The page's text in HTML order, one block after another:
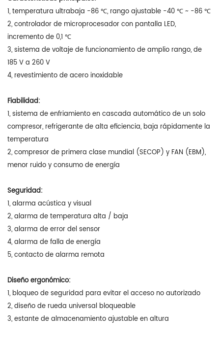
1, temperatura ultrabaja -86 ℃, rango ajustable -40 ℃ ~ -86 ℃
2, controlador de microprocesador con pantalla LED,
incremento de 0,1 ℃
3, sistema de voltaje de funcionamiento de amplio rango, de
185 V a 260 V
4, revestimiento de acero inoxidable
Fiabilidad:
1, sistema de enfriamiento en cascada automático de un solo
compresor, refrigerante de alta eficiencia, baja rápidamente la
temperatura
2, compresor de primera clase mundial (SECOP) y FAN (EBM),
menor ruido y consumo de energía
Seguridad:
1, alarma acústica y visual
2, alarma de temperatura alta / baja
3, alarma de error del sensor
4, alarma de falla de energía
5, contacto de alarma remota
Diseño ergonómico:
1, bloqueo de seguridad para evitar el acceso no autorizado
2, diseño de rueda universal bloqueable
3, estante de almacenamiento ajustable en altura